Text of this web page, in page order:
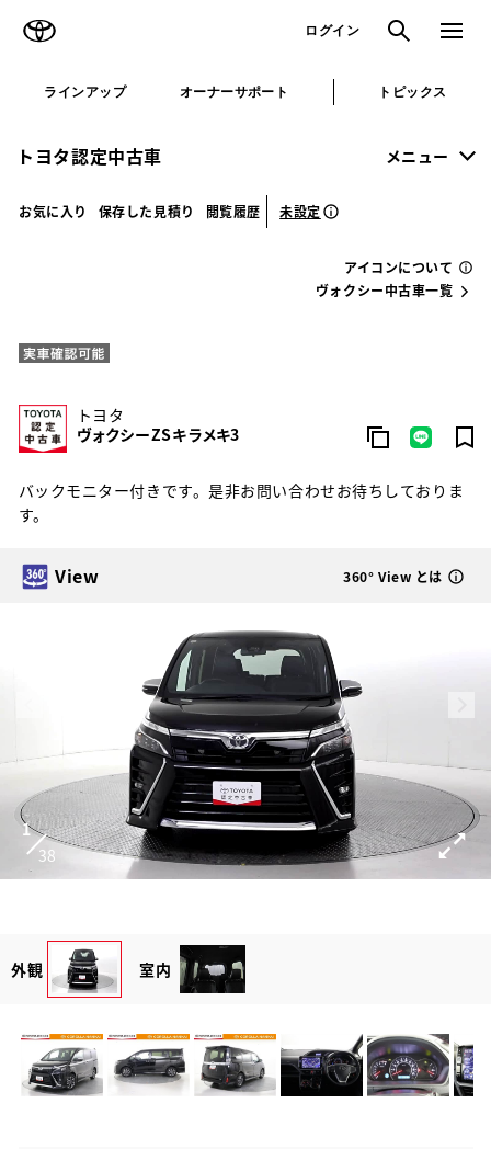
ログイン 検索 メニュ
ラインアップ オーナーサポート トピックス
トヨタ認定中古車 メニュー
お気に入り 保存した見積り 閲覧履歴 未設定
アイコンについて
ヴォクシー中古車一覧
トヨタ
ヴォクシー ZS キラメキ3
バックモニター付きです。是非お問い合わせお待ちしておりま
す。
View 360° View とは
1
38
外観 室内